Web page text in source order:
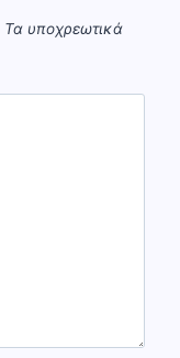
Τα υποχρεωτικά